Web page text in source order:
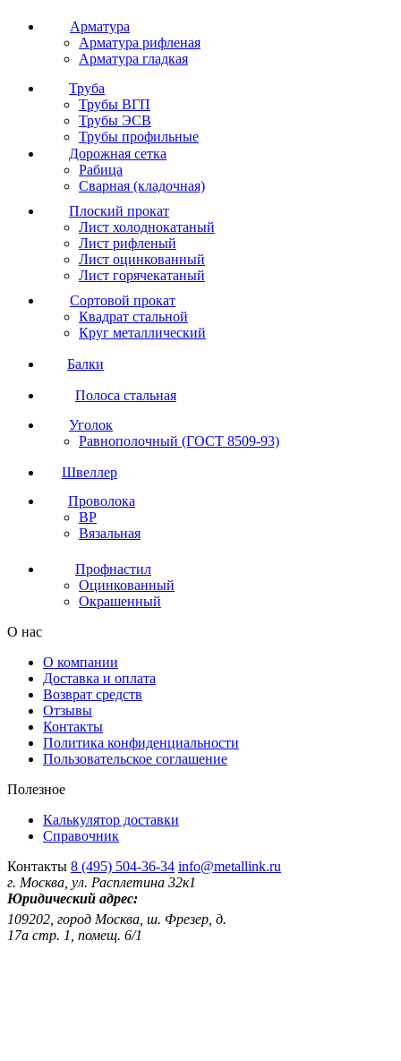
Арматура
Арматура рифленая
Арматура гладкая
Труба
Трубы ВГП
Трубы ЭСВ
Трубы профильные
Дорожная сетка
Рабица
Сварная (кладочная)
Плоский прокат
Лист холоднокатаный
Лист рифленый
Лист оцинкованный
Лист горячекатаный
Сортовой прокат
Квадрат стальной
Круг металлический
Балки
Полоса стальная
Уголок
Равнополочный (ГОСТ 8509-93)
Швеллер
Проволока
ВР
Вязальная
Профнастил
Оцинкованный
Окрашенный
О нас
О компании
Доставка и оплата
Возврат средств
Отзывы
Контакты
Политика конфиденциальности
Пользовательское соглашение
Полезное
Калькулятор доставки
Справочник
Контакты 8 (495) 504-36-34 info@metallink.ru
г. Москва, ул. Расплетина 32к1
Юридический адрес:
109202, город Москва, ш. Фрезер, д.
17а стр. 1, помещ. 6/1